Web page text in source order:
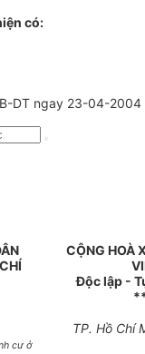
có:
DT ngay 23-04-
CỘNG HOÀ
Độc lập -
cư ở
TP. Hồ Chí